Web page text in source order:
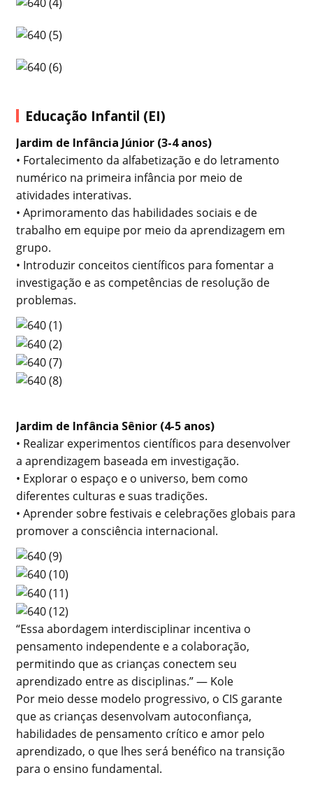
Educação Infantil (EI)
Jardim de Infância Júnior (3-4 anos)
• Fortalecimento da alfabetização e do letramento
numérico na primeira infância por meio de
atividades interativas.
• Aprimoramento das habilidades sociais e de
trabalho em equipe por meio da aprendizagem em
grupo.
• Introduzir conceitos científicos para fomentar a
investigação e as competências de resolução de
problemas.
Jardim de Infância Sênior (4-5 anos)
• Realizar experimentos científicos para desenvolver
a aprendizagem baseada em investigação.
• Explorar o espaço e o universo, bem como
diferentes culturas e suas tradições.
• Aprender sobre festivais e celebrações globais para
promover a consciência internacional.
“Essa abordagem interdisciplinar incentiva o
pensamento independente e a colaboração,
permitindo que as crianças conectem seu
aprendizado entre as disciplinas.” — Kole
Por meio desse modelo progressivo, o CIS garante
que as crianças desenvolvam autoconfiança,
habilidades de pensamento crítico e amor pelo
aprendizado, o que lhes será benéfico na transição
para o ensino fundamental.